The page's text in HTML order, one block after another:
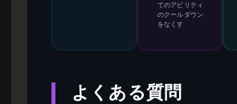
てのアビリティ
のクールダウン
をなくす
よくある質問